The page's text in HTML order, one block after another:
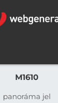
M1610
panoráma jel